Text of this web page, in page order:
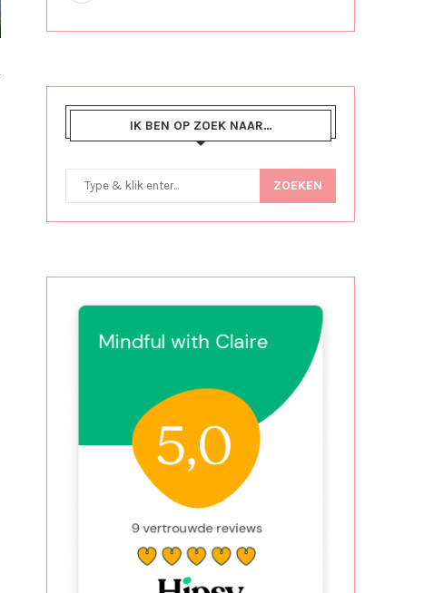
IK BEN OP ZOEK NAAR…
ZOEKEN